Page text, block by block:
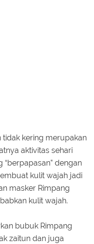
kering merupakan
aktivitas sehari
dengan
kulit wajah jadi
masker Rimpang
kulit wajah.
bubuk Rimpang
zaitun dan juga